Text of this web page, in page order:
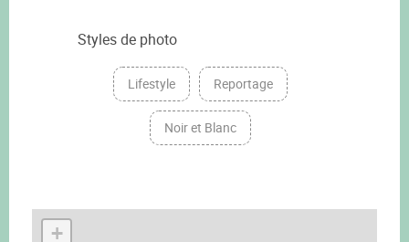
Styles de photo
Lifestyle Reportage
Noir et Blanc
+